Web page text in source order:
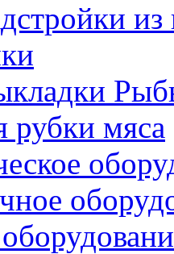
из
рубки мяса